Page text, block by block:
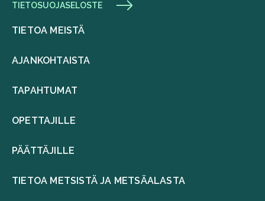
TIETOSUOJASELOSTE
TIETOA MEISTÄ
AJANKOHTAISTA
TAPAHTUMAT
OPETTAJILLE
PÄÄTTÄJILLE
TIETOA METSISTÄ JA METSÄALASTA